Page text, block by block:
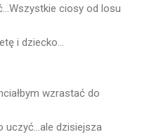
ciosy od losu
i dziecko...
wzrastać do
uczyć...ale dzisiejsza